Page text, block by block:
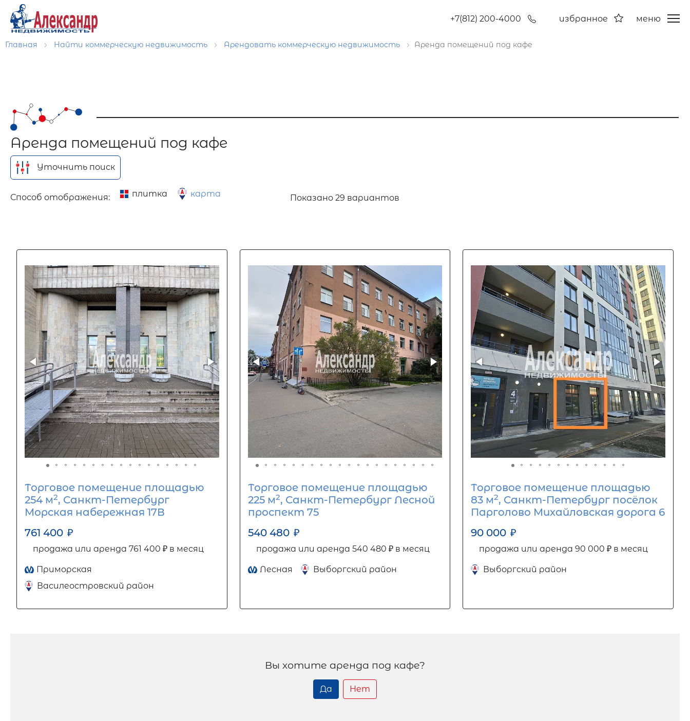
+7(812) 200-4000 избранное меню
Главная Найти коммерческую недвижимость Арендовать коммерческую недвижимость Аренда помещений под кафе
Аренда помещений под кафе
Уточнить поиск
Способ отображения: плитка карта Показано29 вариантов
Торговое помещение площадью
254 м2, Санкт-Петербург
Морская набережная 17В
761 400 ₽
продажа или аренда 761 400 ₽ в месяц
Приморская
Василеостровский район
Торговое помещение площадью
225 м2, Санкт-Петербург Лесной
проспект 75
540 480 ₽
продажа или аренда 540 480 ₽ в месяц
Лесная Выборгский район
Торговое помещение площадью
83 м2, Санкт-Петербург посёлок
Парголово Михайловская дорога 6
90 000 ₽
продажа или аренда 90 000 ₽ в месяц
Выборгский район
Вы хотите аренда под кафе?
Да Нет